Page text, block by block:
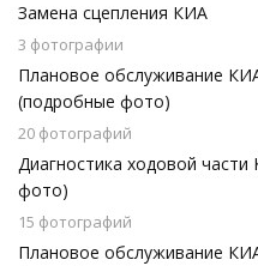
Замена сцепления КИА
3 фотографии
Плановое обслуживание
(подробные фото)
20 фотографий
Диагностика ходовой
фото)
15 фотографий
Плановое обслуживание